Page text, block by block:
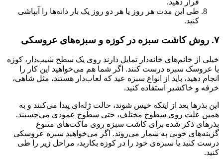
طی این مدت هر روز یا هر دو روز یک بار دانه‌ها را آبپاشی
کنید.
۷. روش کاشت سبزه‌ در کوزه و سبزه‌های عروسکی
خیلی از خانم‌های خانه‌دار تمایل دارند روی یک سطح شیب‌دار، کوزه
یا عروسک سبزه درست کنند. اگر شما هم می‌خواهید این کار را
انجام دهید، باید از انواع سبزه عید که لعاب‌دار هستند، مثل شاهی،
خرفه و خاکشیر استفاده کنید.
این بذرها بعد از اینکه خیس شوند، حالت ژله‌ای پیدا می‌کنند و به
همین علت روی سطوح مختلف، حتی سطوح عمودی می‌چسبند.
بذرهای ذکر شده برای کاشت سبزه روی ماکت‌های متنوع
گزینه‌های خوبی به شمار می‌روند. اگر می‌خواهید سبزه عروسکی
درست کنید یا سبزه‌ی خود را در کوزه بکارید، مراحل زیر را طی
کنید.